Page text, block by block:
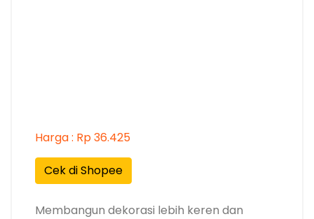
Harga : Rp 36.425
Cek di Shopee
Membangun dekorasi lebih keren dan